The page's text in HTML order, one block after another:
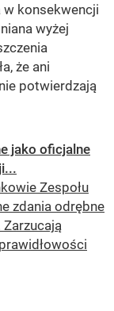
w konsekwencji
wyżej
że ani
potwierdzają
jako oficjalne
Zespołu
zdania odrębne